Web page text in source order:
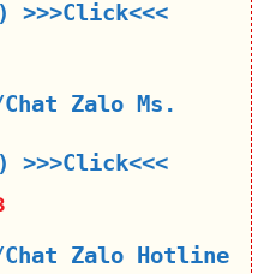
>>>Click<<<
Zalo Ms.
>>>Click<<<
Chat Zalo Hotline